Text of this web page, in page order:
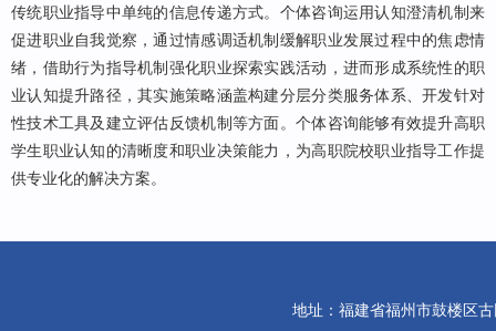
传统职业指导中单纯的信息传递方式。个体咨询运用认知澄清机制来
促进职业自我觉察，通过情感调适机制缓解职业发展过程中的焦虑情
绪，借助行为指导机制强化职业探索实践活动，进而形成系统性的职
业认知提升路径，其实施策略涵盖构建分层分类服务体系、开发针对
性技术工具及建立评估反馈机制等方面。个体咨询能够有效提升高职
学生职业认知的清晰度和职业决策能力，为高职院校职业指导工作提
供专业化的解决方案。
地址：福建省福州市鼓楼区